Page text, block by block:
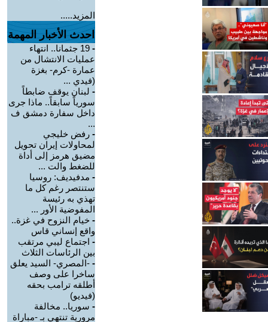
المزيد.....
احدث الأخبار المهمة
-
19 جثمانا.. انتهاء
عمليات الانتشال من
عمارة -كرم- بغزة
(فيدي ...
- لبنان يوقف ضابطاً
سورياً سابقاً.. ماذا جرى
داخل سفارة دمشق ف
...
- رفض خليجي
لمحاولات إيران تحويل
مضيق هرمز إلى أداة
للضغط والت ...
- مدفيديف: روسيا
ستنتصر رغم كل ما
تهذي به رئيسة
المفوضية الأور ...
- خيام النزوح في غزة..
واقع إنساني قاس
- اجتماع ليبي مرتقب
بين الرئاسات الثلاث
- -المصري- السيد يعلق
ساخرا على وصف
أطلقه ترامب بحقه
(فيديو)
- سوريا.. مخالفة
مرورية تنتهي بـ -مباراة